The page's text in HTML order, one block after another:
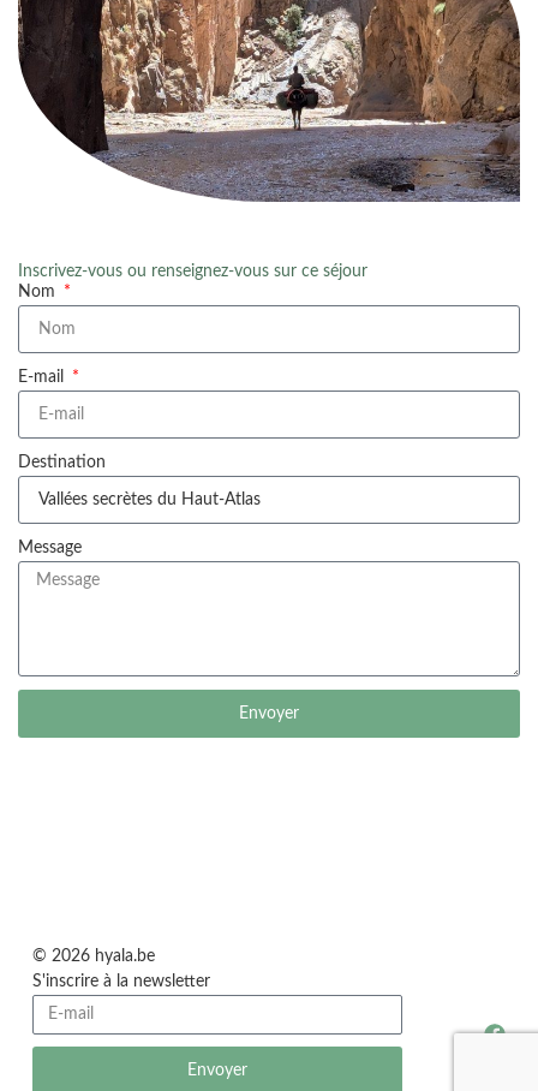
Inscrivez-vous ou renseignez-vous sur ce séjour
Nom
E-mail
Destination
Message
Envoyer
© 2026 hyala.be
S'inscrire à la newsletter
Envoyer